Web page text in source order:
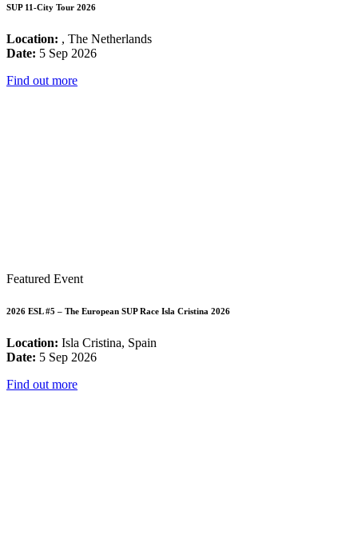
SUP 11-City Tour 2026
Location: , The Netherlands
Date: 5 Sep 2026
Find out more
Featured Event
2026 ESL #5 – The European SUP Race Isla Cristina 2026
Location: Isla Cristina, Spain
Date: 5 Sep 2026
Find out more